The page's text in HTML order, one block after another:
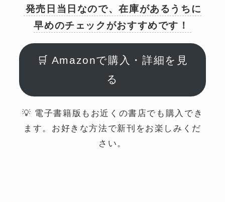
発売日当日なので、在庫があるうちに
早めのチェックがおすすめです！
🛒 Amazonで購入・詳細を見
る
💡 電子書籍版もお近くの書店でも購入でき
ます。お好きな方法で新刊をお楽しみくだ
さい。